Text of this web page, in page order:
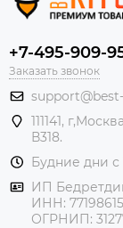
+7-495-909-
Заказать звонок
111141,
В318.
Будние дни с
ИП
ИНН:
ОГРНИП: